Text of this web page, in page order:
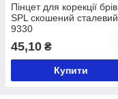
Пінцет для корекції брів
SPL скошений сталевий
9330
45,10 ₴
Купити